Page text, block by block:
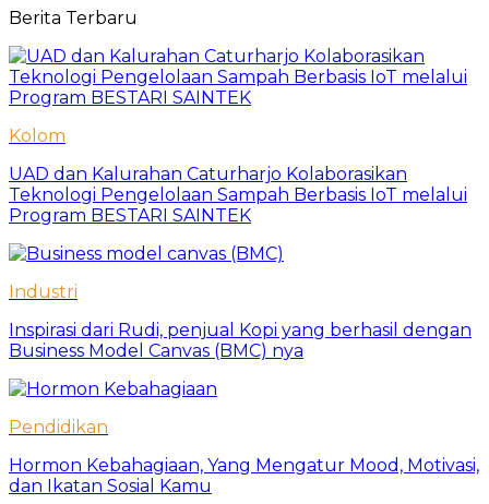
Berita Terbaru
Kolom
UAD dan Kalurahan Caturharjo Kolaborasikan
Teknologi Pengelolaan Sampah Berbasis IoT melalui
Program BESTARI SAINTEK
Industri
Inspirasi dari Rudi, penjual Kopi yang berhasil dengan
Business Model Canvas (BMC) nya
Pendidikan
Hormon Kebahagiaan, Yang Mengatur Mood, Motivasi,
dan Ikatan Sosial Kamu